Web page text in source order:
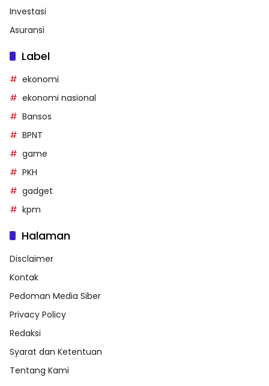
Investasi
Asuransi
Label
ekonomi
ekonomi nasional
Bansos
BPNT
game
PKH
gadget
kpm
Halaman
Disclaimer
Kontak
Pedoman Media Siber
Privacy Policy
Redaksi
Syarat dan Ketentuan
Tentang Kami